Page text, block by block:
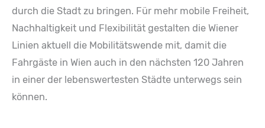
durch die Stadt zu bringen. Für mehr mobile Freiheit,
Nachhaltigkeit und Flexibilität gestalten die Wiener
Linien aktuell die Mobilitätswende mit, damit die
Fahrgäste in Wien auch in den nächsten 120 Jahren
in einer der lebenswertesten Städte unterwegs sein
können.